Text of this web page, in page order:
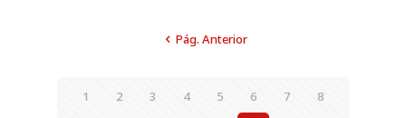
Pág. Anterior
1 2 3 4 5 6 7
8